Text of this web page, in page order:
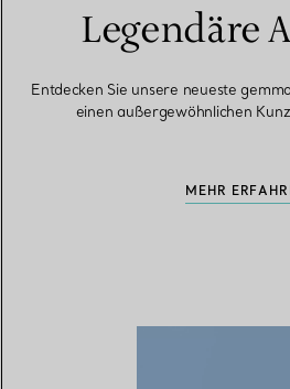
Legendäre
Entdecken Sie unsere neueste
einen außergewöhnlichen
MEHR